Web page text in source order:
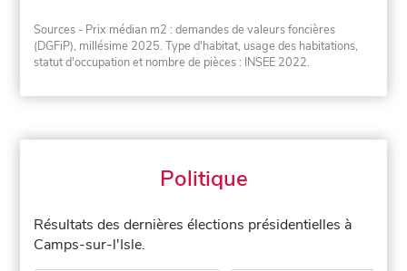
Sources - Prix médian m2 : demandes de valeurs foncières
(DGFiP), millésime 2025. Type d'habitat, usage des habitations,
statut d'occupation et nombre de pièces : INSEE 2022.
Politique
Résultats des dernières élections présidentielles à
Camps-sur-l'Isle.